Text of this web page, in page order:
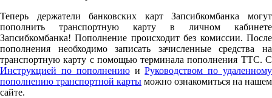
Теперь держатели банковских карт Запсибкомбанка могут
пополнить транспортную карту в личном кабинете
Запсибкомбанка! Пополнение происходит без комиссии. После
пополнения необходимо записать зачисленные средства на
транспортную карту с помощью терминала пополнения ТТС. С
Инструкцией по пополнениюиРуководством по удаленному
пополнению транспортной карты можно ознакомиться на нашем
сайте.